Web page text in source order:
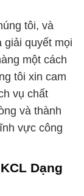
tôi, và
giải quyết mọi
một cách
tôi xin cam
vụ chất
và thành
vực công
Dạng